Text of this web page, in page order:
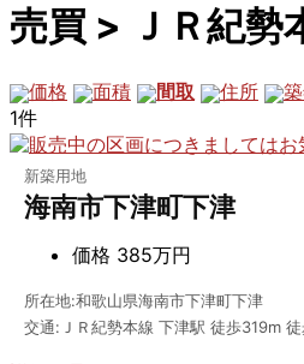
売買 > ＪＲ紀勢
価格 面積 間取 住所
1件
新築用地
海南市下津町下津
価格 385万円
所在地:和歌山県海南市下津町下津
交通:ＪＲ紀勢本線 下津駅 徒歩319m